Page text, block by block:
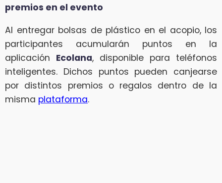
premios en el evento
Al entregar bolsas de plástico en el acopio, los
participantes acumularán puntos en la
aplicación Ecolana, disponible para teléfonos
inteligentes. Dichos puntos pueden canjearse
por distintos premios o regalos dentro de la
misma plataforma.